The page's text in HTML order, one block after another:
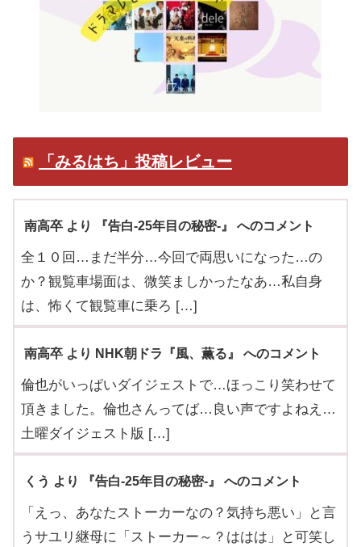
「みるはち」投稿レビュー
南高卒 より 『告白-25年目の秘密-』 へのコメント
全１０回…まだ半分…今回で両思いになった…の
か？観覧車場面は、微笑ましかったなあ…私自身
は、怖くて観覧車に乗ろ […]
南高卒 より NHK朝ドラ『風、薫る』 へのコメント
倫也がいっぱいダイジェストで…ほっこり笑わせて
頂きました。倫也さんってば…良い声ですよねえ…
土曜ダイジェスト版 […]
くう より 『告白-25年目の秘密-』 へのコメント
「えっ、あなたストーカーなの？気持ち悪い」と言
うサユリ継母に「ストーカー～？ははは」と可笑し